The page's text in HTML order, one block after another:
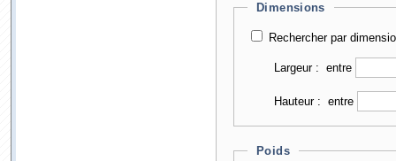
Dimensions
Rechercher par
Largeur : entre
Hauteur : entre
Poids